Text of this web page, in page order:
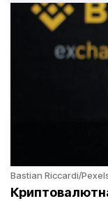
Bastian Riccardi/